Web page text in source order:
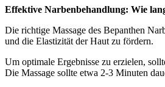
Effektive Narbenbehandlung: Wie
Die richtige Massage des Bepanthen
und die Elastizität der Haut zu fördern.
Um optimale Ergebnisse zu erzielen,
Die Massage sollte etwa 2-3 Minuten